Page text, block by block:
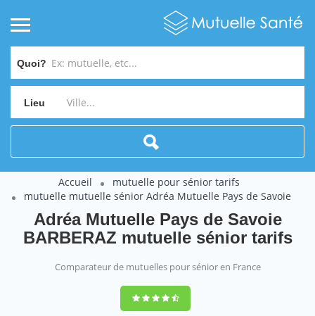
Quoi?
Lieu
Accueil
mutuelle pour sénior tarifs
mutuelle mutuelle sénior Adréa Mutuelle Pays de Savoie
Adréa Mutuelle Pays de Savoie
BARBERAZ mutuelle sénior tarifs
Comparateur de mutuelles pour sénior en France